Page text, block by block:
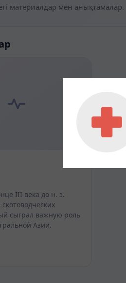
материалдар мен анықтамалар.
III века до н. э.
сыграл важную роль
Азии.